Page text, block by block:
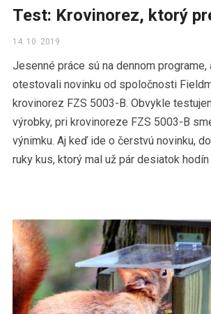
Test: Krovinorez, ktorý
14. 10. 2019
Jesenné práce sú na dennom programe,
otestovali novinku od spoločnosti
krovinorez FZS 5003-B. Obvykle
výrobky, pri krovinoreze FZS 5003-B
výnimku. Aj keď ide o čerstvú novinku,
ruky kus, ktorý mal už pár desiatok hodín